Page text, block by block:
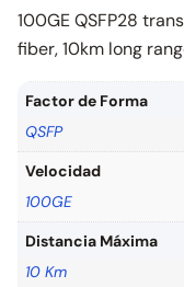
100GE QSFP28
fiber, 10km long
Factor de Forma
QSFP
Velocidad
100GE
Distancia Máxima
10 Km